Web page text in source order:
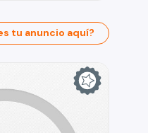
tu anuncio aquí?